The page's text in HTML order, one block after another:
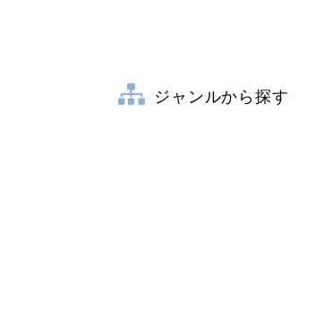
ジャンルから探す